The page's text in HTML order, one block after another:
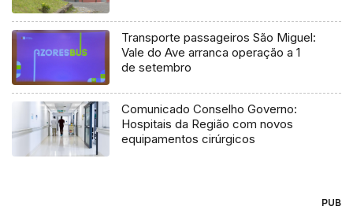
Transporte passageiros São Miguel:
Vale do Ave arranca operação a 1
de setembro
Comunicado Conselho Governo:
Hospitais da Região com novos
equipamentos cirúrgicos
PUB